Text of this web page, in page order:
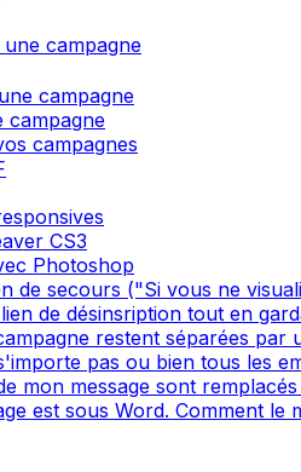
campagne
campagne
campagne
campagnes
CS3
Photoshop
de secours ("Si vous ne
de désinsription tout en
restent séparées par
pas ou bien tous les
mon message sont
est sous Word. Comment le